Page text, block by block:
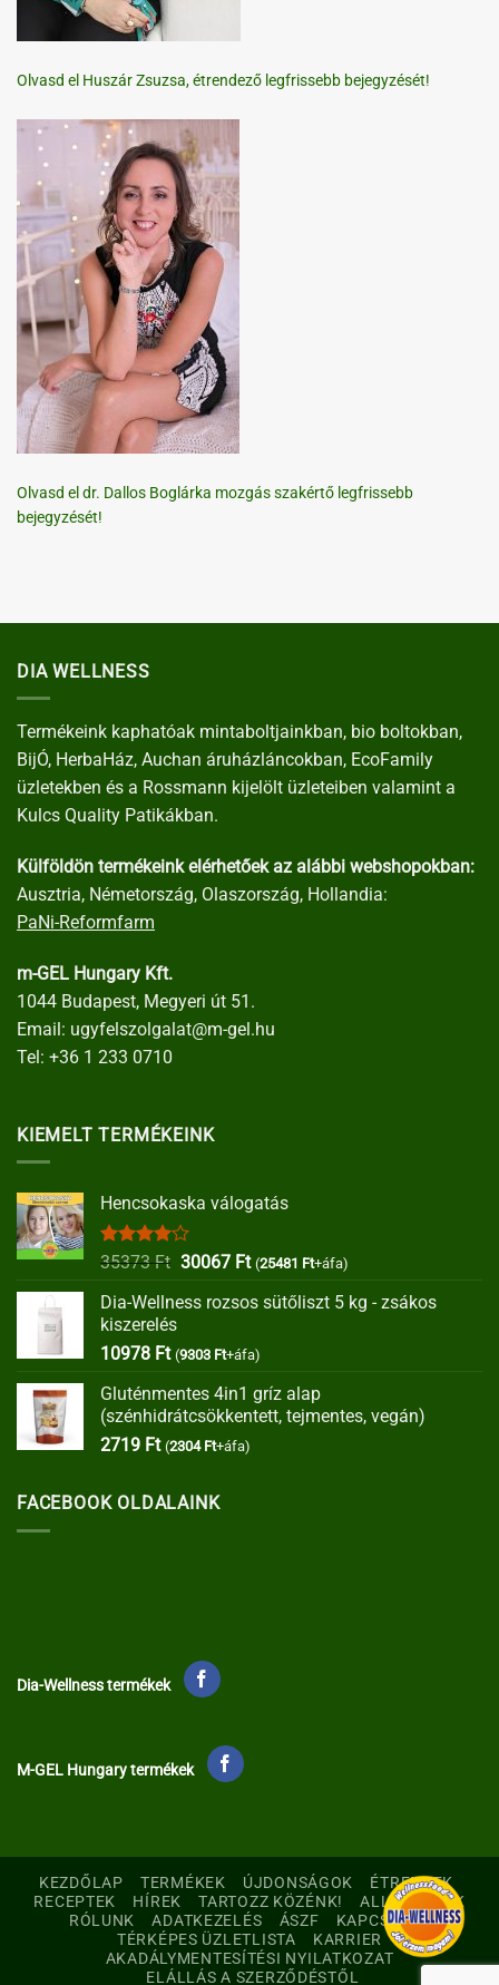
Olvasd el Huszár Zsuzsa, étrendező legfrissebb bejegyzését!
Olvasd el dr. Dallos Boglárka mozgás szakértő legfrissebb
bejegyzését!
DIA WELLNESS
Termékeink kaphatóak mintaboltjainkban, bio boltokban,
BijÓ, HerbaHáz, Auchan áruházláncokban, EcoFamily
üzletekben és a Rossmann kijelölt üzleteiben valamint a
Kulcs Quality Patikákban.
Külföldön termékeink elérhetőek az alábbi webshopokban:
Ausztria, Németország, Olaszország, Hollandia:
PaNi-Reformfarm
m-GEL Hungary Kft.
1044 Budapest, Megyeri út 51.
Email: ugyfelszolgalat@m-gel.hu
Tel: +36 1 233 0710
KIEMELT TERMÉKEINK
Hencsokaska válogatás
Értékelés:
35373Ft Original
was:
30067 FtCurrent
is:
(25481 Ft+áfa)
Dia-Wellness rozsos sütőliszt 5 kg - zsákos
kiszerelés
10978 Ft (9303 Ft+áfa)
Gluténmentes 4in1 gríz alap
(szénhidrátcsökkentett, tejmentes, vegán)
2719 Ft (2304 Ft+áfa)
FACEBOOK OLDALAINK
Dia-Wellness termékek
M-GEL Hungary termékek
KEZDŐLAP TERMÉKEK ÚJDONSÁGOK
ÉTRENDEK
RECEPTEK
HÍREK TARTOZZ KÖZÉNK!
ALLERGÉNEK
RÓLUNK
ADATKEZELÉS ÁSZF
KAPCSOLAT
TÉRKÉPES ÜZLETLISTA
KARRIER
AKADÁLYMENTESÍTÉSI NYILATKOZAT
ELÁLLÁS A SZERZŐDÉSTŐL